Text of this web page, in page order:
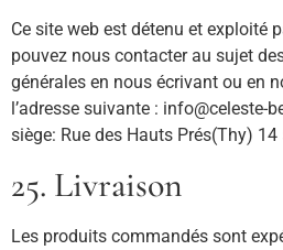
Ce site web est détenu et exploité
pouvez nous contacter au sujet
générales en nous écrivant ou en
l’adresse suivante : info@celeste-
siège: Rue des Hauts Prés(Thy)
25. Livraison
Les produits commandés sont